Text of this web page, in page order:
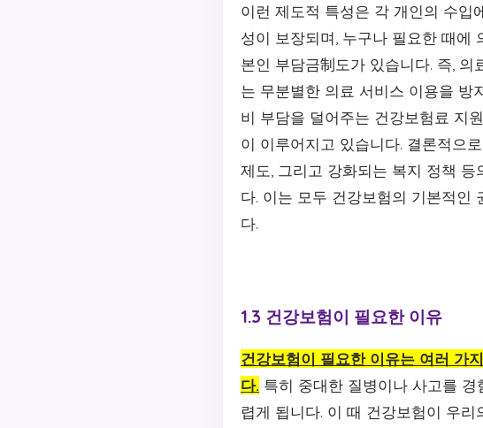
이런 제도적 특성은 각 개인의 수입
성이 보장되며, 누구나 필요한 때에
본인 부담금制도가 있습니다. 즉,
는 무분별한 의료 서비스 이용을 방
비 부담을 덜어주는 건강보험료 지
이 이루어지고 있습니다. 결론적으
제도, 그리고 강화되는 복지 정책
다. 이는 모두 건강보험의 기본적인
다.
1.3 건강보험이 필요한 이유
건강보험이 필요한 이유는 여러 가
다. 특히 중대한 질병이나 사고를
렵게 됩니다. 이 때 건강보험이 우